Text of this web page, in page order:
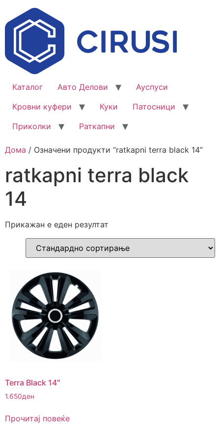
Каталог Авто Делови
Ауспуси
Кровни куфери
Куки
Патосници
Приколки
Раткапни
Дома / Означени продукти “ratkapni terra black 14”
ratkapni terra black
14
Прикажан е еден резултат
Terra Black 14″
1.650ден
Прочитај повеќе